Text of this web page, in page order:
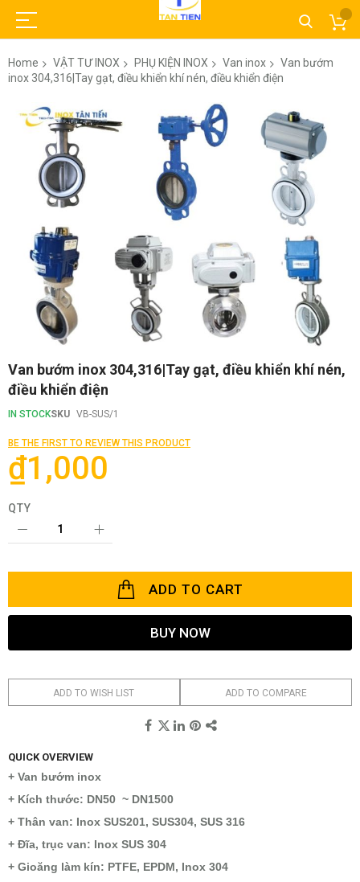
Home VẬT TƯ INOX PHỤ KIỆN INOX Van inox
Van bướm
inox 304,316|Tay gạt, điều khiển khí nén, điều khiển điện
images
Skip
the
of
images
gallery
Van bướm inox 304,316|Tay gạt, điều khiển khí nén,
điều khiển điện
IN STOCKSKU VB-SUS/1
BE THE FIRST TO REVIEW THIS PRODUCT
₫1,000
QTY
ADD TO CART
BUY NOW
ADD TO WISH LIST ADD TO COMPARE
QUICK OVERVIEW
+ Van bướm inox
+ Kích thước: DN50 ~ DN1500
+ Thân van: Inox SUS201, SUS304, SUS 316
+ Đĩa, trục van: Inox SUS 304
+ Gioăng làm kín: PTFE, EPDM, Inox 304